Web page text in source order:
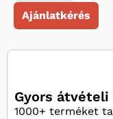
Ajánlatkérés
Gyors
1000+ terméket